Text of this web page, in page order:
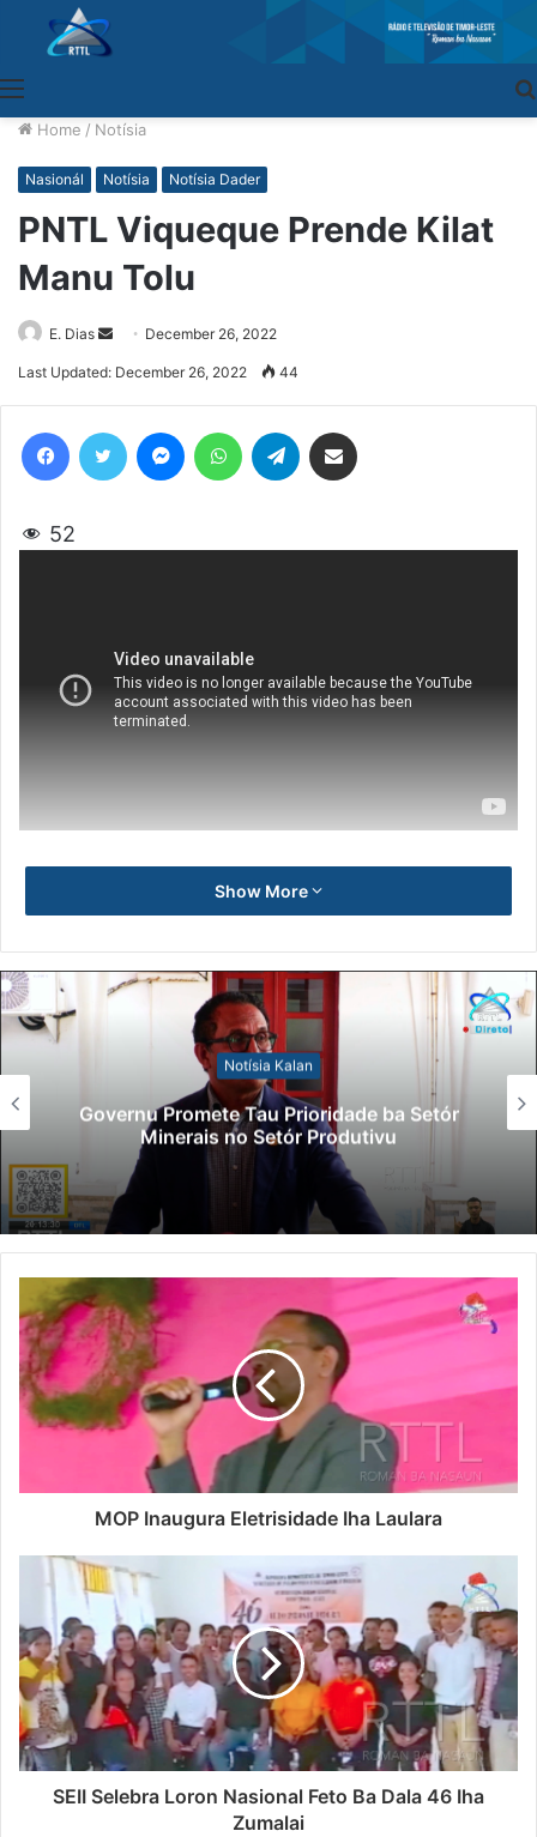
Home / Notísia
Nasionál Notísia Notísia Dader
PNTL Viqueque Prende Kilat
Manu Tolu
E. Dias
Send
an
December 26, 2022
Last Updated: December 26, 2022 44
52
Show More
Notísia Kalan
Governu Promete Tau Prioridade ba Setór
Minerais no Setór Produtivu
MOP Inaugura Eletrisidade Iha Laulara
SEII Selebra Loron Nasional Feto Ba Dala 46 Iha
Zumalai